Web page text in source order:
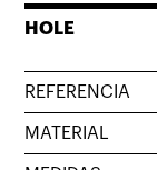
HOLE
REFERENCIA
MATERIAL